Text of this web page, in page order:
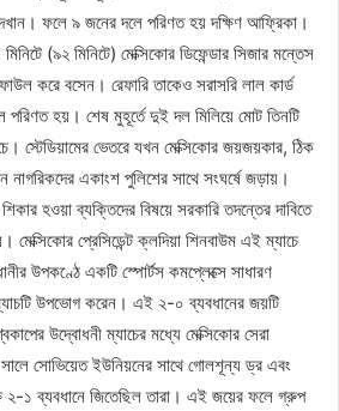
ফলে ৯ জনের দলে পরিণত হয় দক্ষিণ আফ্রিকা।
(৯২ মিনিটে) মেক্সিকোর ডিফেন্ডার সিজার মন্তেস
করে বসেন। রেফারি তাকেও সরাসরি লাল কার্ড
পরিণত হয়। শেষ মুহূর্তে দুই দল মিলিয়ে মোট তিনটি
স্টেডিয়ামের ভেতরে যখন মেক্সিকোর জয়জয়কার, ঠিক
নাগরিকদের একাংশ পুলিশের সাথে সংঘর্ষে জড়ায়।
হওয়া ব্যক্তিদের বিষয়ে সরকারি তদন্তের দাবিতে
প্রেসিডেন্ট ক্লদিয়া শিনবাউম এই ম্যাচে
উপকণ্ঠে একটি স্পোর্টস কমপ্লেক্সে সাধারণ
উপভোগ করেন। এই ২-০ ব্যবধানের জয়টি
উদ্বোধনী ম্যাচের মধ্যে মেক্সিকোর সেরা
সোভিয়েত ইউনিয়নের সাথে গোলশূন্য ড্র এবং
২-১ ব্যবধানে জিতেছিল তারা। এই জয়ের ফলে গ্রুপ